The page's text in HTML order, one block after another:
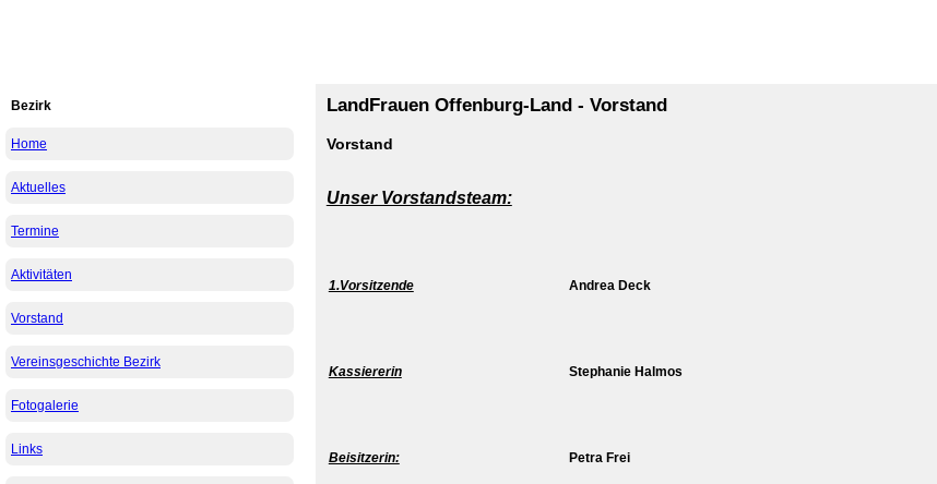
Bezirk
Home
Aktuelles
Termine
Aktivitäten
Vorstand
Vereinsgeschichte Bezirk
Fotogalerie
Links
LandFrauen Offenburg-Land - Vorstand
Vorstand
Unser Vorstandsteam:
1.Vorsitzende Andrea Deck
Kassiererin Stephanie Halmos
Beisitzerin: Petra Frei